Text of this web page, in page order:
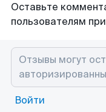
Оставьте
пользователям
Войти